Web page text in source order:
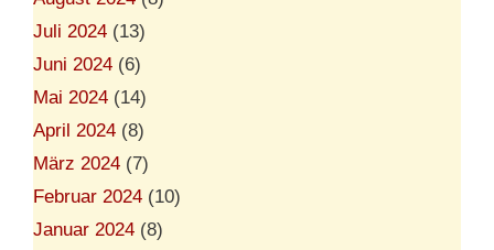
Juli 2024 (13)
Juni 2024 (6)
Mai 2024 (14)
April 2024 (8)
März 2024 (7)
Februar 2024 (10)
Januar 2024 (8)